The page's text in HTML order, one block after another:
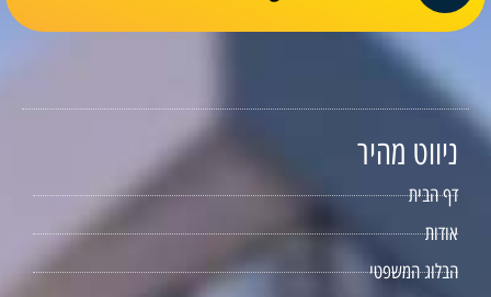
ניווט מהיר
דף הבית
אודות
הבלוג המשפטי